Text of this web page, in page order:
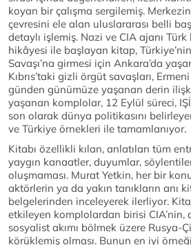
koyan bir çalışma sergilemiş.
çevresini ele alan uluslararası belli
detaylı işlemiş. Nazi ve CIA ajanı Türk
hikâyesi ile başlayan kitap,
Savaşı’na girmesi için Ankara’da
Kıbrıs’taki gizli örgüt savaşları,
günden günümüze yaşanan derin
yaşanan komplolar, 12 Eylül süreci,
son olarak dünya politikasını
ve Türkiye örnekleri ile tamamlanıyor.
Kitabı özellikli kılan, anlatılan tüm
yaygın kanaatler, duyumlar,
oluşmaması. Murat Yetkin, her bir
aktörlerin ya da yakın tanıkların anı
belgelerinden inceleyerek ilerliyor.
etkileyen komplolardan birisi CIA’nin,
sosyalist akımı bölmek üzere Rusya-
körüklemiş olması. Bunun en iyi